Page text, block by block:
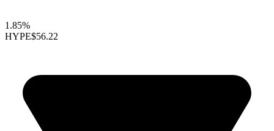
1.85%
HYPE$56.22